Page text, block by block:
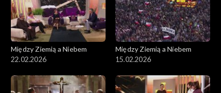
Między Ziemią a Niebem
22.02.2026
Między Ziemią a Niebem
15.02.2026